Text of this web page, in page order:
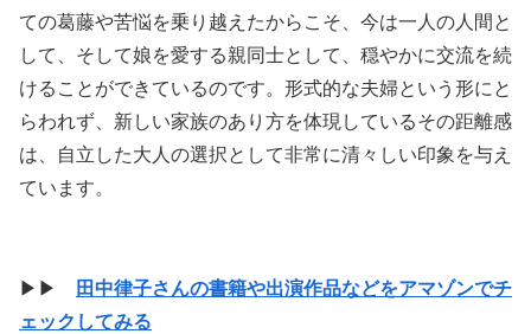
ての葛藤や苦悩を乗り越えたからこそ、今は一人の人間と
して、そして娘を愛する親同士として、穏やかに交流を続
けることができているのです。形式的な夫婦という形にと
らわれず、新しい家族のあり方を体現しているその距離感
は、自立した大人の選択として非常に清々しい印象を与え
ています。
▶▶
田中律子さんの書籍や出演作品などをアマゾンでチ
ェックしてみる